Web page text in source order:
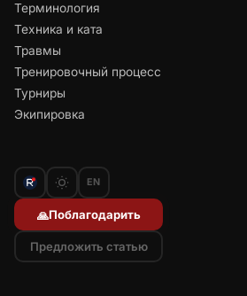
Терминология
Техника и ката
Травмы
Тренировочный процесс
Турниры
Экипировка
EN
🙏Поблагодарить
Предложить статью